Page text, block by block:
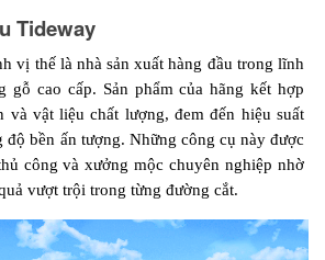
Tideway
vị thế là nhà sản xuất hàng đầu trong lĩnh
gỗ cao cấp. Sản phẩm của hãng kết hợp
và vật liệu chất lượng, đem đến hiệu suất
độ bền ấn tượng. Những công cụ này được
công và xưởng mộc chuyên nghiệp nhờ
vượt trội trong từng đường cắt.